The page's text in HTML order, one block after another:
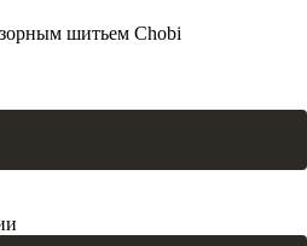
шитьем Chobi